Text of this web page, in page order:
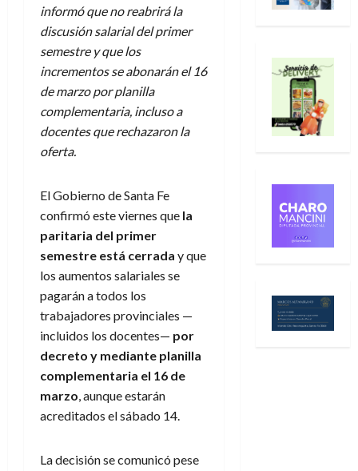
informó que no reabrirá la
discusión salarial del primer
semestre y que los
incrementos se abonarán el 16
de marzo por planilla
complementaria, incluso a
docentes que rechazaron la
oferta.
El Gobierno de Santa Fe
confirmó este viernes que la
paritaria del primer
semestre está cerrada y que
los aumentos salariales se
pagarán a todos los
trabajadores provinciales —
incluidos los docentes— por
decreto y mediante planilla
complementaria el 16 de
marzo, aunque estarán
acreditados el sábado 14.
La decisión se comunicó pese